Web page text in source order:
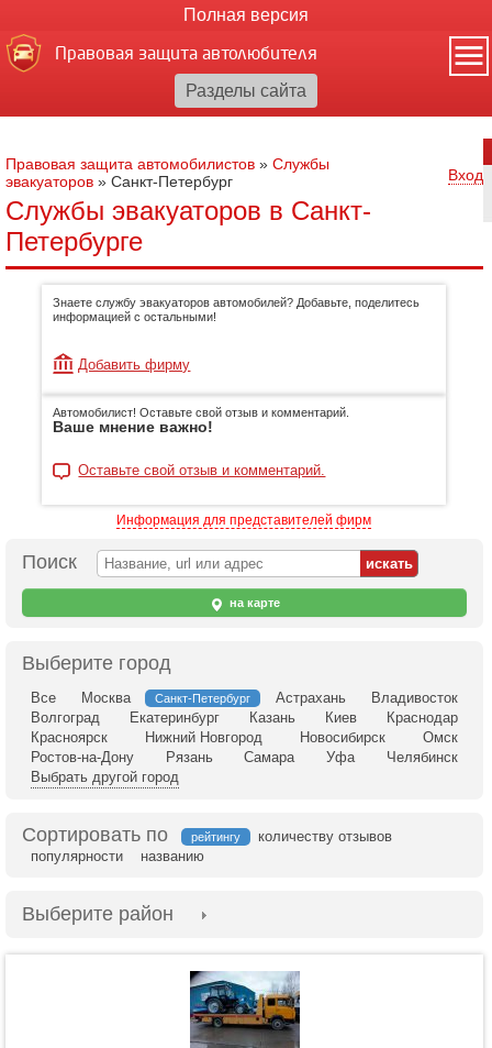
Полная версия
Правовая защита автолюбителя
Правовая защита автомобилистов » Службы
эвакуаторов » Санкт-Петербург Вход
Службы эвакуаторов в Санкт-
Петербурге
Знаете службу эвакуаторов автомобилей? Добавьте, поделитесь
информацией с остальными!
Добавить фирму
Автомобилист! Оставьте свой отзыв и комментарий.
Ваше мнение важно!
Оставьте свой отзыв и комментарий.
Информация для представителей фирм
Поиск
на карте
Выберите город
Все Москва Санкт-Петербург Астрахань
Владивосток
Волгоград
Екатеринбург Казань Киев
Краснодар
Красноярск
Нижний Новгород Новосибирск
Омск
Ростов-на-Дону
Рязань Самара Уфа
Челябинск
Выбрать другой город
Сортировать по рейтингу
количеству отзывов
популярности
названию
Выберите район